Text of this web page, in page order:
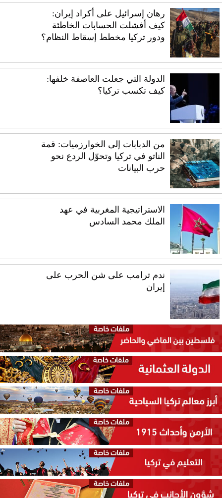
رهان إسرائيل على أكراد إيران:
كيف أفشلت الحسابات الخاطئة
ودور تركيا مخطط إسقاط النظام؟
الدولة التي جعلت العاصفة خلفها:
كيف تكسب تركيا؟
من الدبابات إلى الخوارزميات: قمة
الناتو في تركيا وتحوّل الردع نحو
حرب البيانات
الاستراتيجية المغربية في عهد
الملك محمد السادس
ندم ترامب على شن الحرب على
إيران